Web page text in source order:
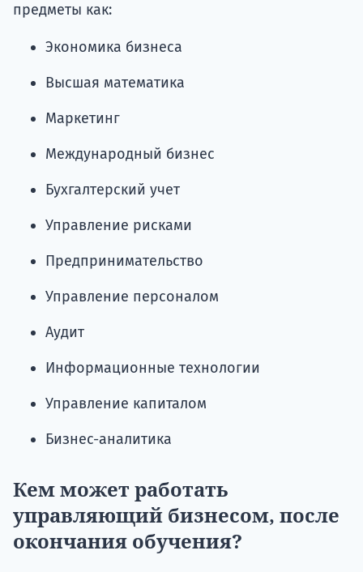
предметы как:
Экономика бизнеса
Высшая математика
Маркетинг
Международный бизнес
Бухгалтерский учет
Управление рисками
Предпринимательство
Управление персоналом
Аудит
Информационные технологии
Управление капиталом
Бизнес-аналитика
Кем может работать
управляющий бизнесом, после
окончания обучения?